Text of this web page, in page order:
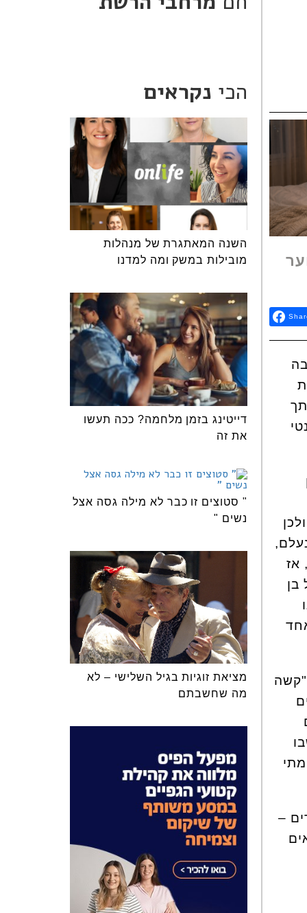
אז
בן
"קשה
–
הכי נקראים
השנה המאתגרת של מנהלות
מובילות במשק ומה למדנו
דייטינג בזמן מלחמה? ככה תעשו
את זה
" סטוצים זו כבר לא מילה גסה אצל
נשים "
מציאת זוגיות בגיל השלישי – לא
מה שחשבתם